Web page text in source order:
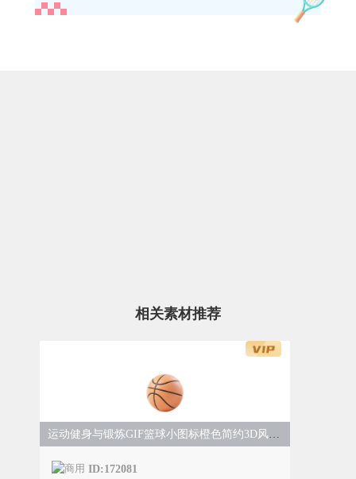
相关素材推荐
运动健身与锻炼GIF篮球小图标橙色简约3D风样式
ID:172081